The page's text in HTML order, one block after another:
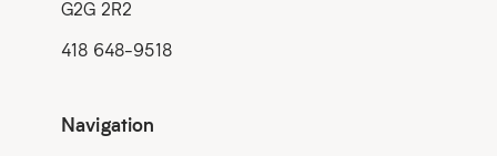
G2G 2R2
418 648-9518
Navigation